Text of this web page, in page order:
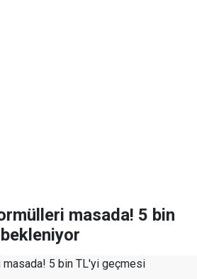
masada! 5 bin